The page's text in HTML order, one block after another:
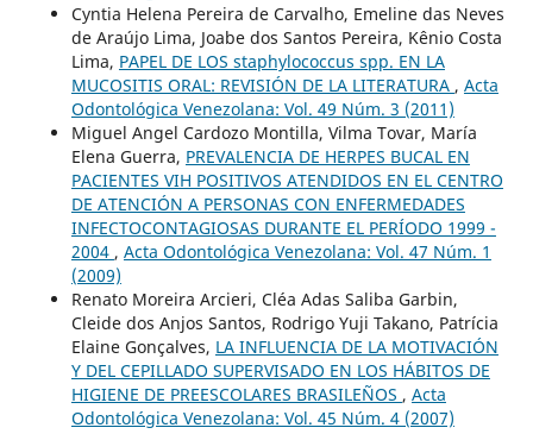
Cyntia Helena Pereira de Carvalho, Emeline das Neves
de Araújo Lima, Joabe dos Santos Pereira, Kênio Costa
Lima, PAPEL DE LOS staphylococcus spp. EN LA
MUCOSITIS ORAL: REVISIÓN DE LA LITERATURA , Acta
Odontológica Venezolana: Vol. 49 Núm. 3 (2011)
Miguel Angel Cardozo Montilla, Vilma Tovar, María
Elena Guerra, PREVALENCIA DE HERPES BUCAL EN
PACIENTES VIH POSITIVOS ATENDIDOS EN EL CENTRO
DE ATENCIÓN A PERSONAS CON ENFERMEDADES
INFECTOCONTAGIOSAS DURANTE EL PERÍODO 1999 -
2004 , Acta Odontológica Venezolana: Vol. 47 Núm. 1
(2009)
Renato Moreira Arcieri, Cléa Adas Saliba Garbin,
Cleide dos Anjos Santos, Rodrigo Yuji Takano, Patrícia
Elaine Gonçalves, LA INFLUENCIA DE LA MOTIVACIÓN
Y DEL CEPILLADO SUPERVISADO EN LOS HÁBITOS DE
HIGIENE DE PREESCOLARES BRASILEÑOS , Acta
Odontológica Venezolana: Vol. 45 Núm. 4 (2007)